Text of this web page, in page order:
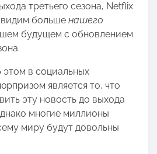
третьего сезона, Netflix
больше нашего
будущем с обновлением
в социальных
является то, что
эту новость до выхода
многие миллионы
миру будут довольны